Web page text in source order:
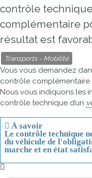
contrôle
complémentaire
résultat est
Transports - Mobilité
Vous vous demandez
contrôle
Nous vous indiquons les
contrôle technique d’un
À savoir
Le contrôle technique
du véhicule de
marche eten état